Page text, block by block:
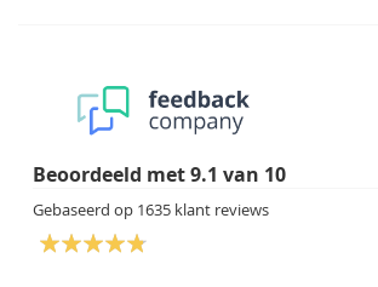
Beoordeeld met9.1 van 10
Gebaseerd op 1635 klant reviews